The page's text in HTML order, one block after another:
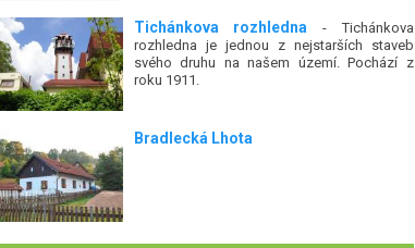
Tichánkova rozhledna - Tichánkova
rozhledna je jednou z nejstarších staveb
svého druhu na našem území. Pochází z
roku 1911.
Bradlecká Lhota